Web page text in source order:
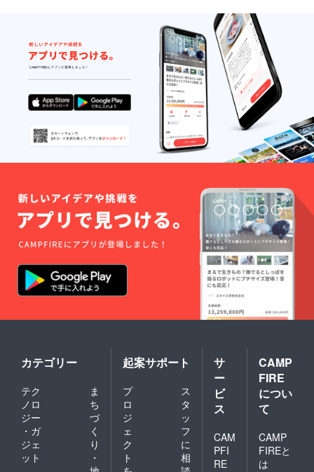
カテゴリー
テク
ノロ
ジー
・ガ
ジェ
ット
ま
ち
づ
く
り
・
起案サポート
プ
ロ
ジ
ェ
ク
ト
ス
タ
ッ
フ
に
相
サ
ー
ビ
ス
CAM
PFI
RE
CAMP
FIRE
につい
て
CAMP
FIREと
は